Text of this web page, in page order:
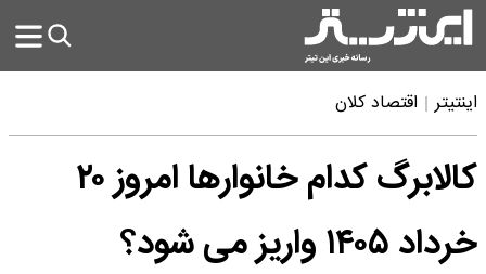
اینتیتر اقتصاد کلان
کالابرگ کدام خانوارها امروز ۲۰
خرداد ۱۴۰۵ واریز می شود؟